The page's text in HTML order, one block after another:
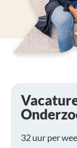
32 uur per